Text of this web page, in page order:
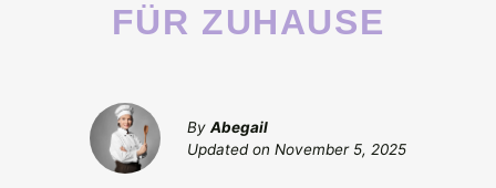
FÜR ZUHAUSE
By Abegail
Updated on November 5, 2025